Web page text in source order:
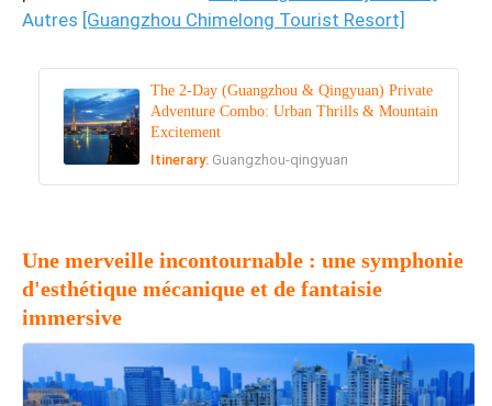
Autres [Guangzhou Chimelong Tourist Resort]
The 2-Day (Guangzhou & Qingyuan) Private
Adventure Combo: Urban Thrills & Mountain
Excitement
Itinerary: Guangzhou-qingyuan
Une merveille incontournable : une symphonie
d'esthétique mécanique et de fantaisie
immersive